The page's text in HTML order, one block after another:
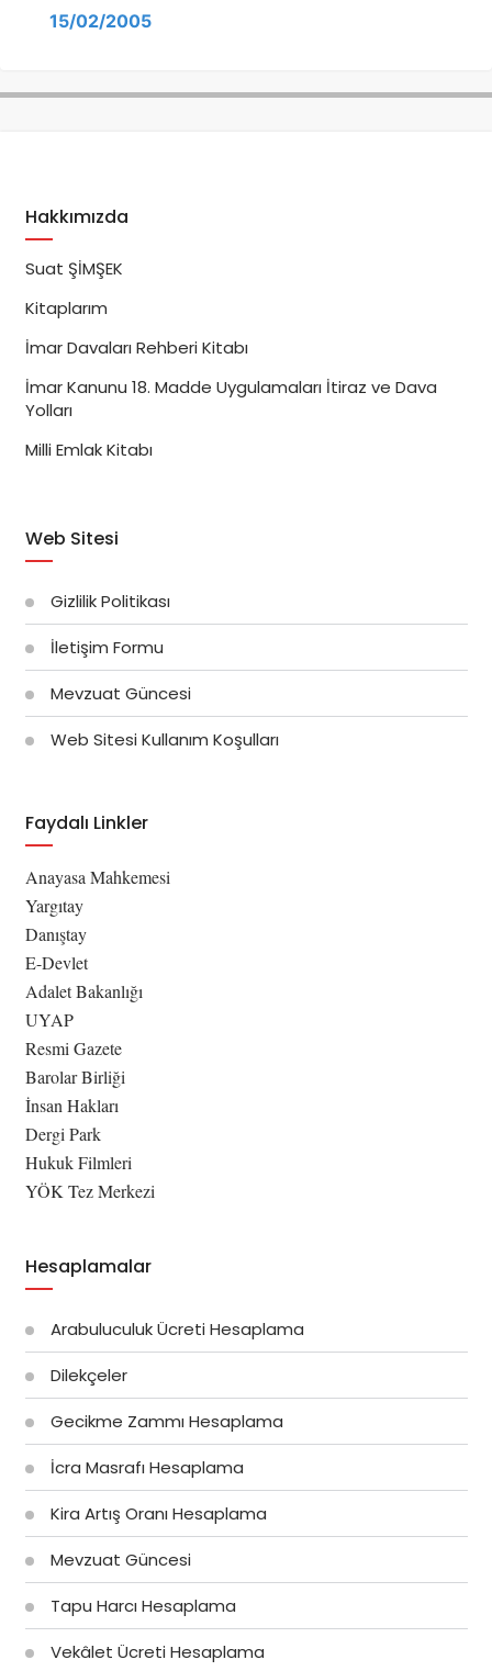
15/02/2005
Hakkımızda
Suat ŞİMŞEK
Kitaplarım
İmar Davaları Rehberi Kitabı
İmar Kanunu 18. Madde Uygulamaları İtiraz ve Dava
Yolları
Milli Emlak Kitabı
Web Sitesi
Gizlilik Politikası
İletişim Formu
Mevzuat Güncesi
Web Sitesi Kullanım Koşulları
Faydalı Linkler
Anayasa Mahkemesi
Yargıtay
Danıştay
E-Devlet
Adalet Bakanlığı
UYAP
Resmi Gazete
Barolar Birliği
İnsan Hakları
Dergi Park
Hukuk Filmleri
YÖK Tez Merkezi
Hesaplamalar
Arabuluculuk Ücreti Hesaplama
Dilekçeler
Gecikme Zammı Hesaplama
İcra Masrafı Hesaplama
Kira Artış Oranı Hesaplama
Mevzuat Güncesi
Tapu Harcı Hesaplama
Vekâlet Ücreti Hesaplama